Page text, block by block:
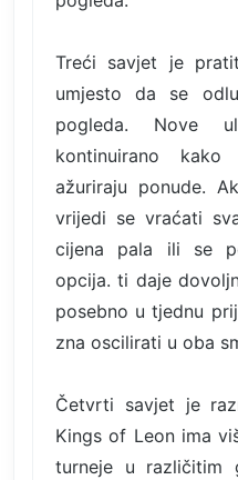
Treći savjet je
umjesto da se
pogleda. Nove
kontinuirano
ažuriraju ponude.
vrijedi se vraćati
cijena pala ili se
opcija. ti daje
posebno u tjednu
zna oscilirati u oba
Četvrti savjet je
Kings of Leon ima
turneje u različitim